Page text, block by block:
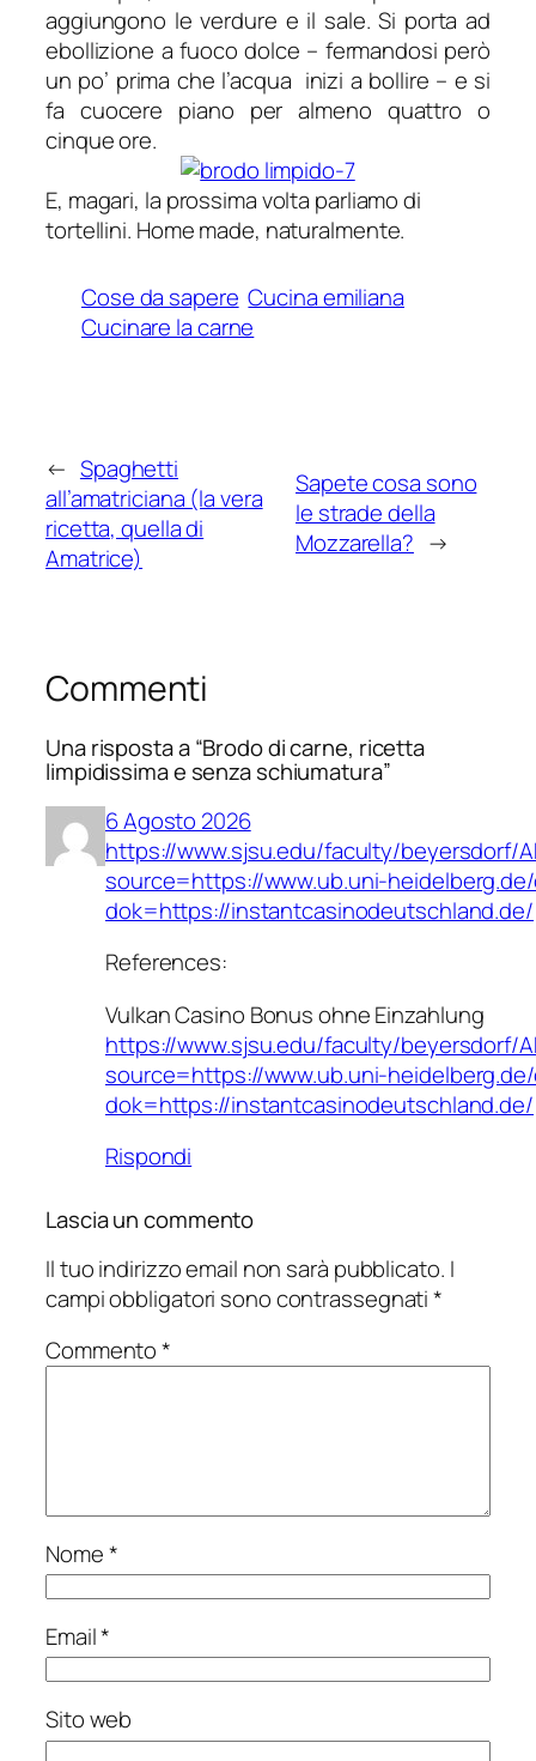
aggiungono le verdure e il sale. Si porta ad
ebollizione a fuoco dolce – fermandosi però
un po’ prima che l’acqua inizi a bollire – e si
fa cuocere piano per almeno quattro o
cinque ore.
E, magari, la prossima volta parliamo di
tortellini. Home made, naturalmente.
Cose da sapere Cucina emiliana
Cucinare la carne
← Spaghetti
all’amatriciana (la vera
ricetta, quella di
Amatrice)
Sapete cosa sono
le strade della
Mozzarella? →
Commenti
Una risposta a “Brodo di carne, ricetta
limpidissima e senza schiumatura”
6 Agosto 2026
https://www.sjsu.edu/faculty/beyersdorf/
source=https://www.ub.uni-
dok=https://instantcasinodeutschland.de/
References:
Vulkan Casino Bonus ohne Einzahlung
https://www.sjsu.edu/faculty/beyersdorf/
source=https://www.ub.uni-
dok=https://instantcasinodeutschland.de/
Rispondi
Lascia un commento
Il tuo indirizzo email non sarà pubblicato. I
campi obbligatori sono contrassegnati*
Commento*
Nome*
Email*
Sito web